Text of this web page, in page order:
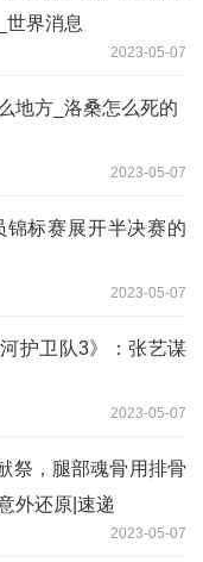
世界消息
2023-05-07
地方_洛桑怎么死的
2023-05-07
锦标赛展开半决赛的
2023-05-07
护卫队3》：张艺谋
2023-05-07
祭，腿部魂骨用排骨
外还原|速递
2023-05-07